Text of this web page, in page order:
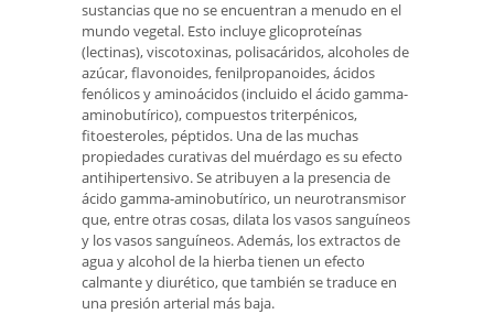
sustancias que no se encuentran a menudo en el
mundo vegetal. Esto incluye glicoproteínas
(lectinas), viscotoxinas, polisacáridos, alcoholes de
azúcar, flavonoides, fenilpropanoides, ácidos
fenólicos y aminoácidos (incluido el ácido gamma-
aminobutírico), compuestos triterpénicos,
fitoesteroles, péptidos. Una de las muchas
propiedades curativas del muérdago es su efecto
antihipertensivo. Se atribuyen a la presencia de
ácido gamma-aminobutírico, un neurotransmisor
que, entre otras cosas, dilata los vasos sanguíneos
y los vasos sanguíneos. Además, los extractos de
agua y alcohol de la hierba tienen un efecto
calmante y diurético, que también se traduce en
una presión arterial más baja.